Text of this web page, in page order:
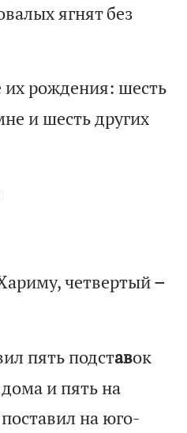
алыхягнятбез
ихрождения: шесть
не и шесть других
ариму,четвертый–
л пять подставок
дома и пять на
поставил на юго-